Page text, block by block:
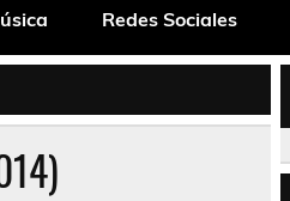
Redes Sociales